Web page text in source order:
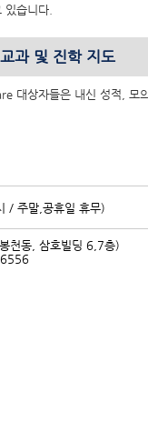
있습니다.
과 및 진학 지도
대상자들은 내신 성적, 모
주말,공휴일 휴무)
천동, 삼호빌딩 6,7층)